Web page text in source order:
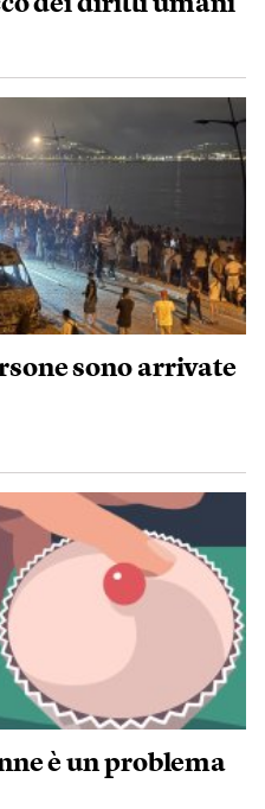
sono arrivate
è un problema